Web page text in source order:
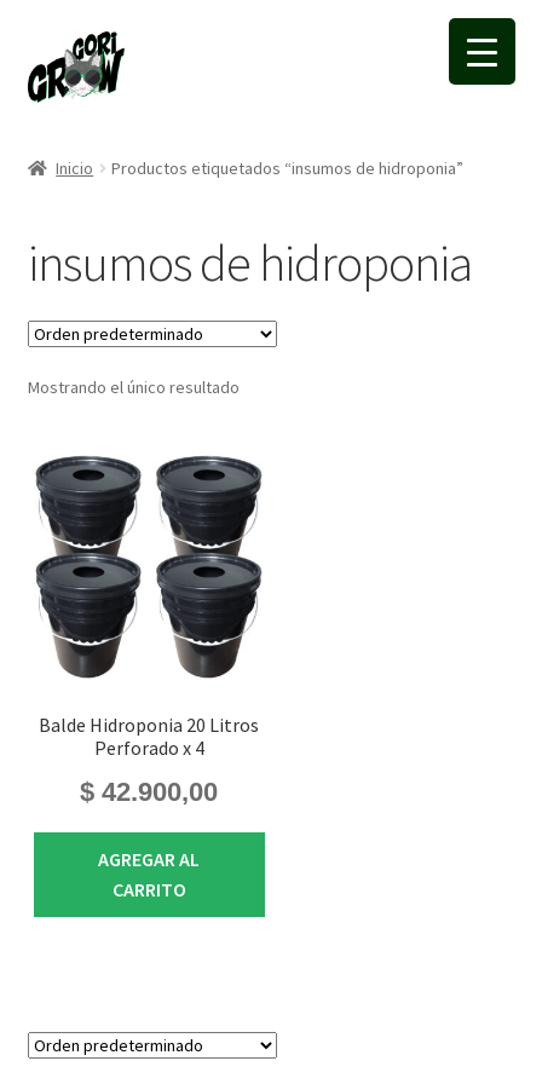
a
la
a
la
Inicio Productos etiquetados “insumos de hidroponia”
insumos de hidroponia
Mostrando el único resultado
Balde Hidroponia 20 Litros
Perforado x 4
$ 42.900,00
AGREGAR AL
CARRITO